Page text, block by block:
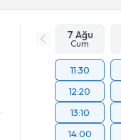
7 Ağu
Cum
11:30
12:20
13:10
14:00